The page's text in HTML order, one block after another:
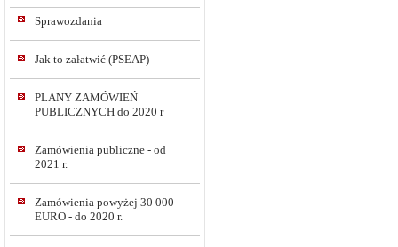
Sprawozdania
Jak to załatwić (PSEAP)
PLANY ZAMÓWIEŃ
PUBLICZNYCH do 2020 r
Zamówienia publiczne - od
2021 r.
Zamówienia powyżej 30 000
EURO - do 2020 r.